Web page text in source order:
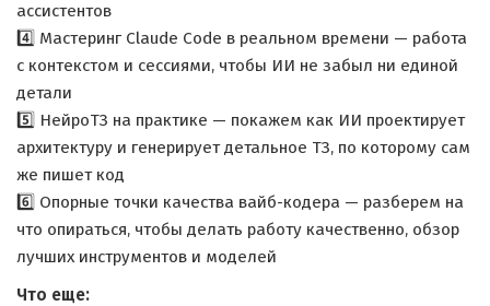
ассистентов
4️⃣ Мастеринг Claude Code в реальном времени — работа
с контекстом и сессиями, чтобы ИИ не забыл ни единой
детали
5️⃣ НейроТЗ на практике — покажем как ИИ проектирует
архитектуру и генерирует детальное ТЗ, по которому сам
же пишет код
6️⃣ Опорные точки качества вайб-кодера — разберем на
что опираться, чтобы делать работу качественно, обзор
лучших инструментов и моделей
Что еще: